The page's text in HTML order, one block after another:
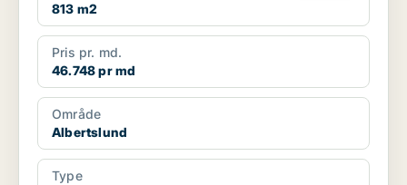
813 m2
Pris pr. md.
46.748 pr md
Område
Albertslund
Type